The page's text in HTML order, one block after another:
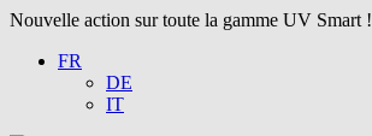
Nouvelle action sur toute la gamme UV Smart !
FR
DE
IT